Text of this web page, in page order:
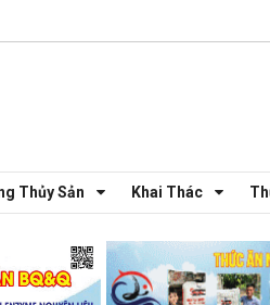
Thủy Sản Khai Thác